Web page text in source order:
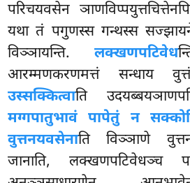
परिचयवसेन
यथा तं पगुणस्स गन्थस्स सज्झायने
विञ्ञायन्ति.लक्खणपटिवेध
आरम्मणकरणमत्तं सन्धाय
उस्सक्कित्वाति
मग्गपातुभावं पापेतुं न
वुत्तनयवसेनाति विञ्ञाणे
जानाति, लक्खणपटिवेधञ्च